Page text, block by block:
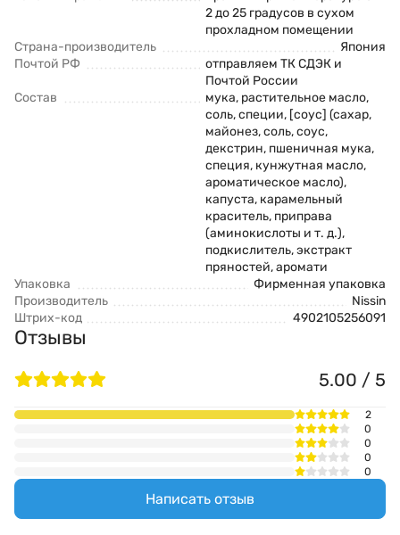
2 до 25 градусов в сухом
прохладном помещении
Страна-производитель
Япония
Почтой РФ
отправляем ТК СДЭК и
Почтой России
Состав
мука, растительное масло,
соль, специи, [соус] (сахар,
майонез, соль, соус,
декстрин, пшеничная мука,
специя, кунжутная масло,
ароматическое масло),
капуста, карамельный
краситель, приправа
(аминокислоты и т. д.),
подкислитель, экстракт
пряностей, аромати
Упаковка
Фирменная упаковка
Производитель
Nissin
Штрих-код
4902105256091
Отзывы
5.00 / 5
2
0
0
0
0
Написать отзыв